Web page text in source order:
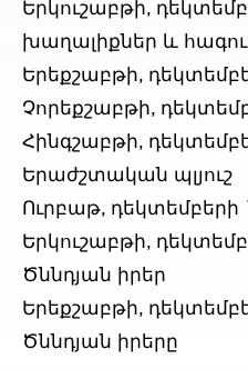
Երկուշաբթի,
խաղալիքներ և
Երեքշաբթի,
Չորեքշաբթի,
Հինգշաբթի,
Երաժշտական պլյուշ
Ուրբաթ,
Երկուշաբթի,
Ծննդյան իրեր
Երեքշաբթի,
Ծննդյան իրերը